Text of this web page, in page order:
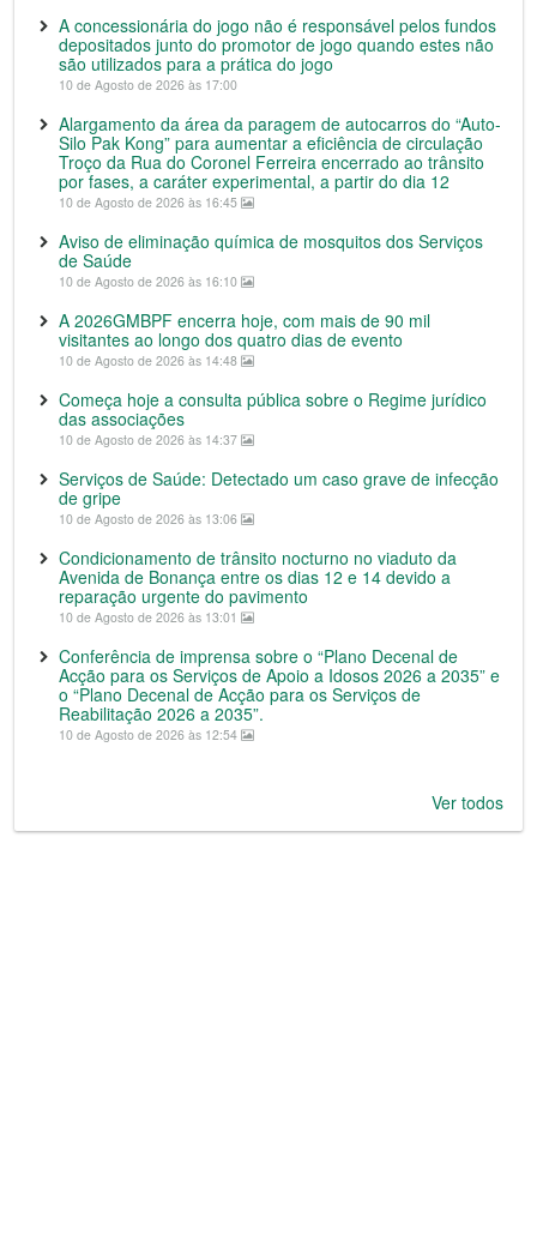
A concessionária do jogo não é responsável pelos fundos
depositados junto do promotor de jogo quando estes não
são utilizados para a prática do jogo
10 de Agosto de 2026 às 17:00
Alargamento da área da paragem de autocarros do “Auto-
Silo Pak Kong” para aumentar a eficiência de circulação
Troço da Rua do Coronel Ferreira encerrado ao trânsito
por fases, a caráter experimental, a partir do dia 12
10 de Agosto de 2026 às 16:45
Aviso de eliminação química de mosquitos dos Serviços
de Saúde
10 de Agosto de 2026 às 16:10
A 2026GMBPF encerra hoje, com mais de 90 mil
visitantes ao longo dos quatro dias de evento
10 de Agosto de 2026 às 14:48
Começa hoje a consulta pública sobre o Regime jurídico
das associações
10 de Agosto de 2026 às 14:37
Serviços de Saúde: Detectado um caso grave de infecção
de gripe
10 de Agosto de 2026 às 13:06
Condicionamento de trânsito nocturno no viaduto da
Avenida de Bonança entre os dias 12 e 14 devido a
reparação urgente do pavimento
10 de Agosto de 2026 às 13:01
Conferência de imprensa sobre o “Plano Decenal de
Acção para os Serviços de Apoio a Idosos 2026 a 2035” e
o “Plano Decenal de Acção para os Serviços de
Reabilitação 2026 a 2035”.
10 de Agosto de 2026 às 12:54
Ver todos